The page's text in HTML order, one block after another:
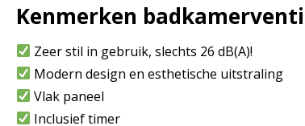
Kenmerken
Zeer stil in gebruik, slechts 26 dB(A)!
Modern design en esthetische uitstraling
Vlak paneel
Inclusief timer